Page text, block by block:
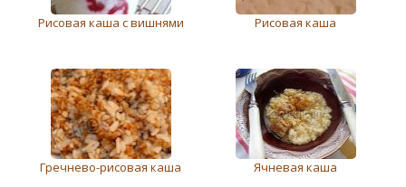
Рисовая каша с вишнями Рисовая каша
Грeчнeво-рисовая каша Ячневая каша